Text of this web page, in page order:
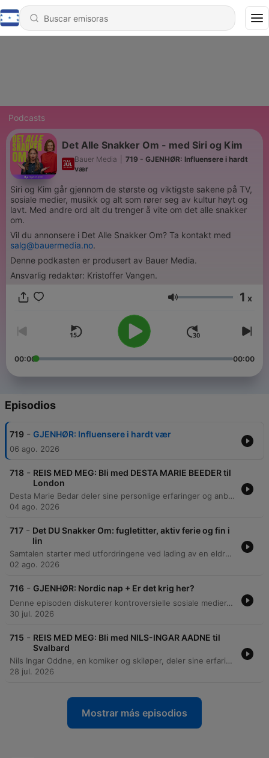
Podcasts
Det Alle Snakker Om - med Siri og Kim
Bauer Media
719 - GJENHØR: Influensere i hardt
vær
Siri og Kim går gjennom de største og viktigste sakene på TV,
sosiale medier, musikk og alt som rører seg av kultur høyt og
lavt. Med andre ord alt du trenger å vite om det alle snakker
om.
Vil du annonsere i Det Alle Snakker Om? Ta kontakt med
salg@bauermedia.no.
Denne podkasten er produsert av Bauer Media.
Ansvarlig redaktør: Kristoffer Vangen.
Volumen 1 x
00:00 00:00
Episodios
719 - GJENHØR: Influensere i hardt vær
06 ago. 2026
718 - REIS MED MEG: Bli med DESTA MARIE BEEDER til
London
Desta Marie Bedar deler sine personlige erfaringer og anbefalinger for reiser til London, med fokus på nabolag som Mayfair og Shoreditch. Hun gir praktiske råd om alt fra valg av hotell og restauranter til hvordan man best opplever byens unike atmosfære ved å gå fremfor å bruke transportmidler. Episoden belyser også fordelene ved å reise alene, inkludert bedre serviceopplevelser, samt minneverdige historier fra byen, som opplevelser under det kongelige bryllupet i 2011.
04 ago. 2026
717 - Det DU Snakker Om: fugletitter, aktiv ferie og fin i
lin
Samtalen starter med utfordringene ved lading av en eldre Nissan Leaf i et borettslag og de høye kostnadene knyttet til ladeinfrastruktur. Episoden beveger seg videre gjennom temaer som politikk i styremøter, estetiske preferanser for lin-klær, og ulike ferievaner. Videre diskuteres hobbyen fugletitting og hvordan et daglig besøk fra en stær har vekket interesse for fuglelivet. Samtalen avsluttes med refleksjoner rundt frykten for skogen og dyrelivet som lever der.
02 ago. 2026
716 - GJENHØR: Nordic nap + Er det krig her?
Denne episoden diskuterer kontroversielle sosiale medier-innlegg fra influensere i Dubai, der det spekuleres i om endringer i budskap skyldes trusler eller betaling. Programlederne utforsker også fenomenet med nordisk utendørssøvn for babyer og kontrasten mellom tryggheten i Norden kontra andre steder. Samtalen beveger seg videre til en flyvning for kjæledyr fra Midtøsten til Hellas, før den avsluttes med en humoristisk diskusjon om fertilitet, bekkenstruktur og de fysiske utfordringene ved å få barn.
30 jul. 2026
715 - REIS MED MEG: Bli med NILS-INGAR AADNE til
Svalbard
Nils Ingar Oddne, en komiker og skiløper, deler sine erfaringer fra reiser til Svalbard, inkludert skimaratoner og fjellturer. Han beskriver de unike landskapene, atmosfæren i Longyearbyen og livet på ekspedisjonsbåter. Episoden tar for seg majestetiske møter med isbjørn og opplevelser fra toppturer på Forlandet og Midthukerfjellet. Han reflekterer også over den isolerte livsstilen i den lille bosetningen Ny-Ålesund.
28 jul. 2026
Mostrar más episodios